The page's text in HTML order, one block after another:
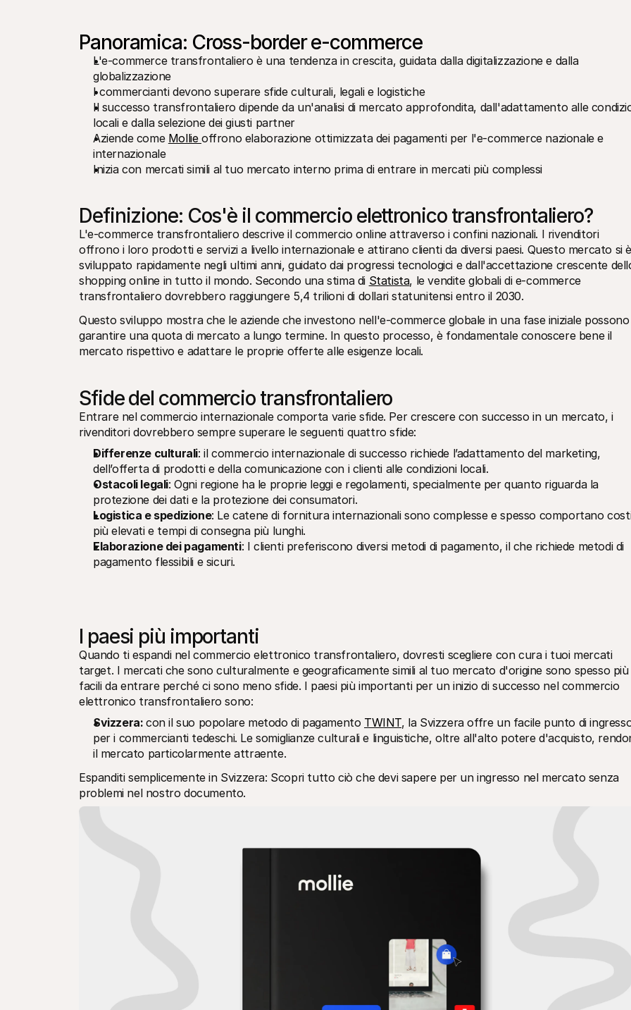
Panoramica: Cross-border e-commerce
L'e-commerce transfrontaliero è una tendenza in crescita, guidata dalla digitalizzazione e dalla
globalizzazione
I commercianti devono superare sfide culturali, legali e logistiche
Il successo transfrontaliero dipende da un'analisi di mercato approfondita, dall'adattamento alle
locali e dalla selezione dei giusti partner
Aziende come Mollie offrono elaborazione ottimizzata dei pagamenti per l'e-commerce nazionale e
internazionale
Inizia con mercati simili al tuo mercato interno prima di entrare in mercati più complessi
Definizione: Cos'è il commercio elettronico transfrontaliero?
L'e-commerce transfrontaliero descrive il commercio online attraverso i confini nazionali. I rivenditori
offrono i loro prodotti e servizi a livello internazionale e attirano clienti da diversi paesi. Questo mercato si è
sviluppato rapidamente negli ultimi anni, guidato dai progressi tecnologici e dall'accettazione crescente
shopping online in tutto il mondo. Secondo una stima di Statista, le vendite globali di e-commerce
transfrontaliero dovrebbero raggiungere 5,4 trilioni di dollari statunitensi entro il 2030.
Questo sviluppo mostra che le aziende che investono nell'e-commerce globale in una fase iniziale possono
garantire una quota di mercato a lungo termine. In questo processo, è fondamentale conoscere bene il
mercato rispettivo e adattare le proprie offerte alle esigenze locali.
Sfide del commercio transfrontaliero
Entrare nel commercio internazionale comporta varie sfide. Per crescere con successo in un mercato, i
rivenditori dovrebbero sempre superare le seguenti quattro sfide:
Differenze culturali: il commercio internazionale di successo richiede l’adattamento del marketing,
dell’offerta di prodotti e della comunicazione con i clienti alle condizioni locali.
Ostacoli legali: Ogni regione ha le proprie leggi e regolamenti, specialmente per quanto riguarda la
protezione dei dati e la protezione dei consumatori.
Logistica e spedizione: Le catene di fornitura internazionali sono complesse e spesso comportano
più elevati e tempi di consegna più lunghi.
Elaborazione dei pagamenti: I clienti preferiscono diversi metodi di pagamento, il che richiede metodi di
pagamento flessibili e sicuri.
I paesi più importanti
Quando ti espandi nel commercio elettronico transfrontaliero, dovresti scegliere con cura i tuoi mercati
target. I mercati che sono culturalmente e geograficamente simili al tuo mercato d'origine sono spesso più
facili da entrare perché ci sono meno sfide. I paesi più importanti per un inizio di successo nel commercio
elettronico transfrontaliero sono:
Svizzera: con il suo popolare metodo di pagamento TWINT, la Svizzera offre un facile punto di
per i commercianti tedeschi. Le somiglianze culturali e linguistiche, oltre all'alto potere d'acquisto,
il mercato particolarmente attraente.
Espanditi semplicemente in Svizzera: Scopri tutto ciò che devi sapere per un ingresso nel mercato senza
problemi nel nostro documento.